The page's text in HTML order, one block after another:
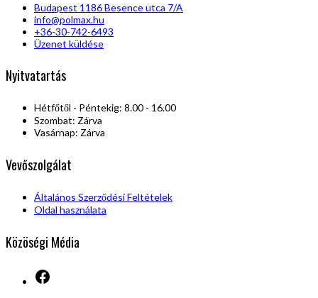
Budapest 1186 Besence utca 7/A
info@polmax.hu
+36-30-742-6493
Üzenet küldése
Nyitvatartás
Hétfőtől - Péntekig: 8.00 - 16.00
Szombat: Zárva
Vasárnap: Zárva
Vevőszolgálat
Általános Szerződési Feltételek
Oldal használata
Közöségi Média